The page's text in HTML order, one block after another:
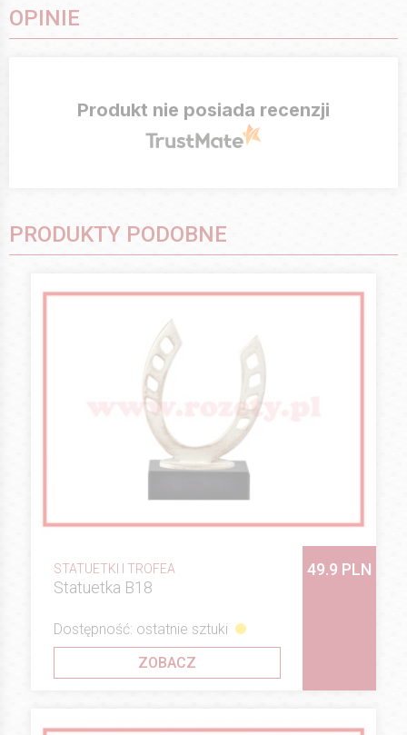
OPINIE
Produkt nie posiada recenzji
PRODUKTY PODOBNE
STATUETKI I TROFEA
Statuetka B18
49.9 PLN
Dostępność: ostatnie sztuki
ZOBACZ